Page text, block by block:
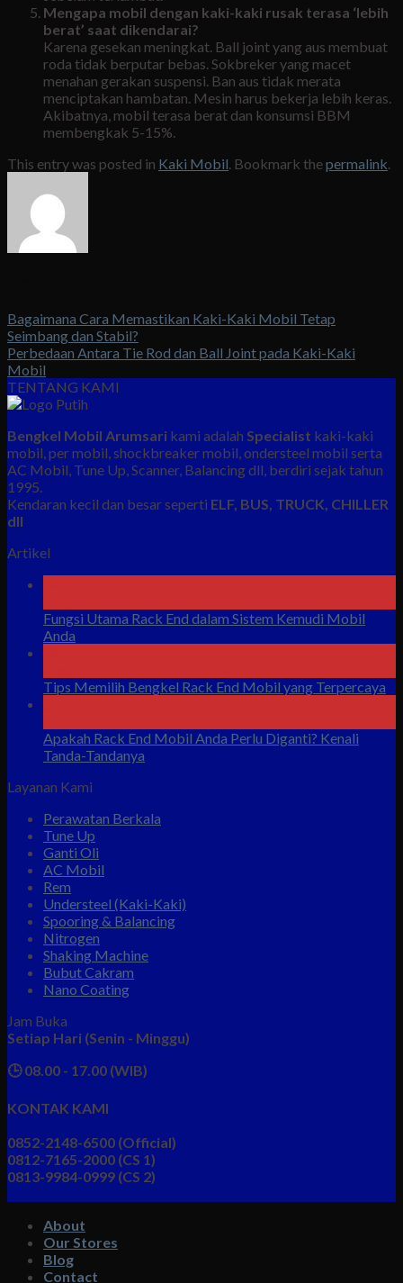
Mengapa mobil dengan kaki-kaki rusak terasa ‘lebih
berat’ saat dikendarai?
Karena gesekan meningkat. Ball joint yang aus membuat
roda tidak berputar bebas. Sokbreker yang macet
menahan gerakan suspensi. Ban aus tidak merata
menciptakan hambatan. Mesin harus bekerja lebih keras.
Akibatnya, mobil terasa berat dan konsumsi BBM
membengkak 5-15%.
This entry was posted in Kaki Mobil . Bookmark thepermalink
Bagaimana Cara Memastikan Kaki-Kaki Mobil Tetap
Seimbang dan Stabil?
Perbedaan Antara Tie Rod dan Ball Joint pada Kaki-Kaki
Mobil
TENTANG KAMI
Bengkel Mobil Arumsari kami adalah Specialist kaki-kaki
mobil, per mobil, shockbreaker mobil, ondersteel mobil serta
AC Mobil, Tune Up, Scanner, Balancing dll, berdiri sejak tahun
1995.
Kendaran kecil dan besar seperti ELF, BUS, TRUCK, CHILLER
dll
Artikel
Fungsi Utama Rack End dalam Sistem Kemudi Mobil
Anda
Tips Memilih Bengkel Rack End Mobil yang Terpercaya
Apakah Rack End Mobil Anda Perlu Diganti? Kenali
Tanda-Tandanya
Layanan Kami
Perawatan Berkala
Tune Up
Ganti Oli
AC Mobil
Rem
Understeel (Kaki-Kaki)
Spooring & Balancing
Nitrogen
Shaking Machine
Bubut Cakram
Nano Coating
Jam Buka
Setiap Hari (Senin - Minggu)
🕒 08.00 - 17.00 (WIB)
KONTAK KAMI
0852-2148-6500 (Official)
0812-7165-2000 (CS 1)
0813-9984-0999 (CS 2)
About
Our Stores
Blog
Contact